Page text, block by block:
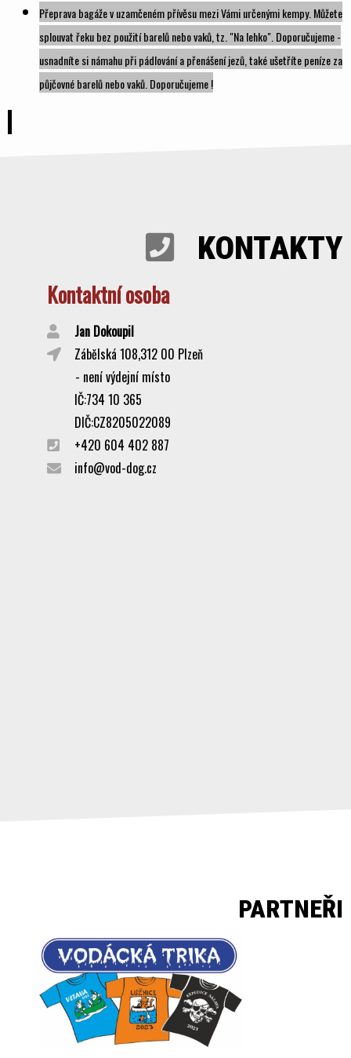
Přeprava bagáže v uzamčeném přívěsu mezi Vámi určenými kempy. Můžete
splouvat řeku bez použití barelů nebo vaků, tz . "Na lehko". Doporučujeme -
usnadníte si námahu při pádlování a přenášení jezů, také ušetříte peníze za
půjčovné barelů nebo vaků. Doporučujeme !
KONTAKTY
Kontaktní osoba
Jan Dokoupil
Zábělská 108,312 00 Plzeň
- není výdejní místo
IČ:734 10 365
DIČ:CZ8205022089
+420 604 402 887
info@vod-dog.cz
PARTNEŘI